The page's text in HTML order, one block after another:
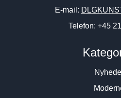
E-mail:
Telefon: +45